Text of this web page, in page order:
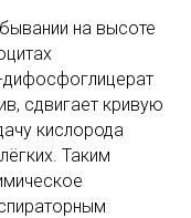
на высоте
дифосфоглицерат
сдвигает кривую
кислорода
Таким